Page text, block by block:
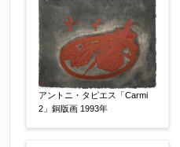
アントニ・タピエス「Carmi
2」銅版画 1993年